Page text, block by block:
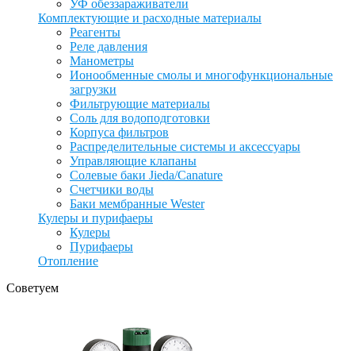
УФ обеззараживатели
Комплектующие и расходные материалы
Реагенты
Реле давления
Манометры
Ионообменные смолы и многофункциональные
загрузки
Фильтрующие материалы
Соль для водоподготовки
Корпуса фильтров
Распределительные системы и аксессуары
Управляющие клапаны
Солевые баки Jieda/Canature
Счетчики воды
Баки мембранные Wester
Кулеры и пурифаеры
Кулеры
Пурифаеры
Отопление
Советуем